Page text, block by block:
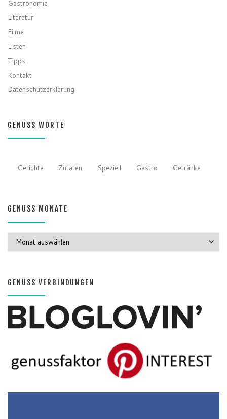
Gastronomie
Literatur
Filme
Listen
Tipps
Kontakt
Datenschutzerklärung
GENUSS WORTE
Gerichte Zutaten Speziell Gastro Getränke
GENUSS MONATE
GENUSS VERBINDUNGEN